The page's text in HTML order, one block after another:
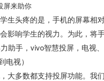
屏来助你
生头疼的是，手机的屏幕相
影响学生的视力。为此，将
电视）
大多数都支持投屏功能。我